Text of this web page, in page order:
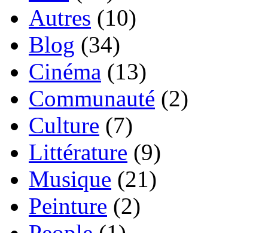
Autres (10)
Blog (34)
Cinéma (13)
Communauté (2)
Culture (7)
Littérature (9)
Musique (21)
Peinture (2)